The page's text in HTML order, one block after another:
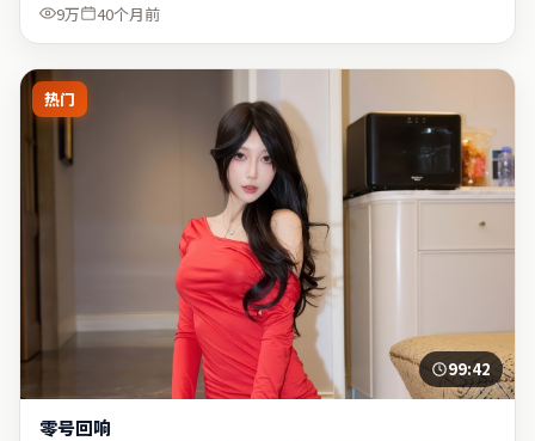
9万
40个月前
热门
99:42
零号回响